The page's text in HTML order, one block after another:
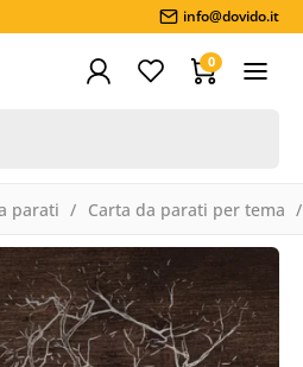
info@dovido.it
0
parati Carta da parati per tema